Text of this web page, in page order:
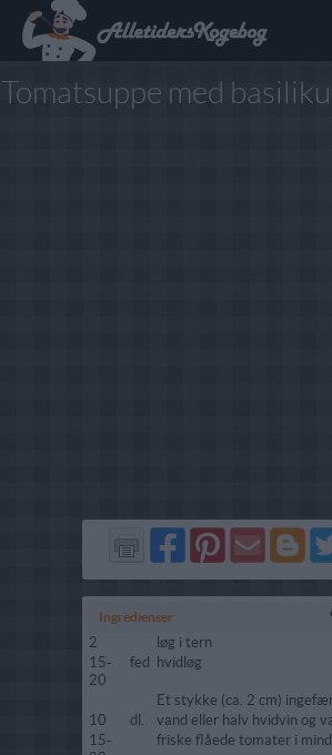
Tomatsuppe med
Del
på
Facebook
Del
på
Pinterest
Send
via
GMail
Del
på
Blogger
Del
på
Ingredienser
2
løg i tern
15-
20
fed hvidløg
Et stykke (ca. 2 cm)
10
dl.
vand eller halv hvidvin og
15-
friske flåede tomater i